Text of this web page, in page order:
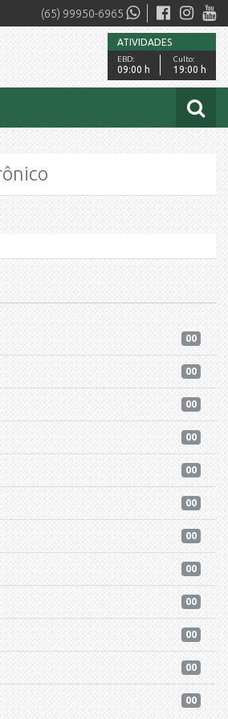
(65) 99950-6965
ATIVIDADES
EBD:
09:00 h
Culto:
19:00 h
00
00
00
00
00
00
00
00
00
00
00
00